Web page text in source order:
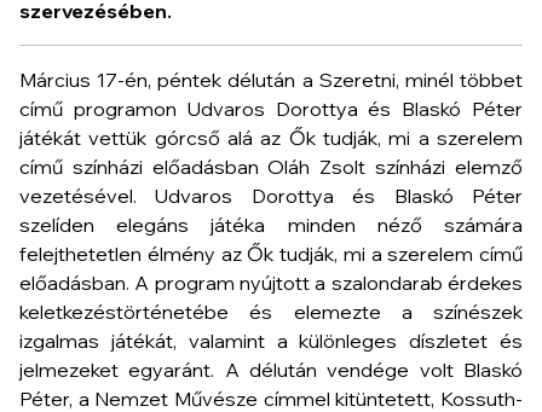
szervezésében.
Március 17-én, péntek délután a Szeretni, minél többet
című programon Udvaros Dorottya és Blaskó Péter
játékát vettük górcső alá az Ők tudják, mi a szerelem
című színházi előadásban Oláh Zsolt színházi elemző
vezetésével. Udvaros Dorottya és Blaskó Péter
szelíden elegáns játéka minden néző számára
felejthetetlen élmény azŐk tudják, mi a szerelem című
előadásban. A program nyújtott a szalondarab érdekes
keletkezéstörténetébe és elemezte a színészek
izgalmas játékát, valamint a különleges díszletet és
jelmezeket egyaránt. A délután vendége volt Blaskó
Péter, a Nemzet Művésze címmel kitüntetett, Kossuth-